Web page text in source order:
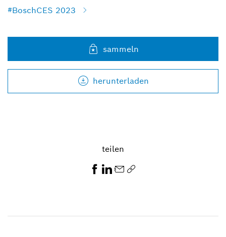
#BoschCES 2023
sammeln
herunterladen
teilen